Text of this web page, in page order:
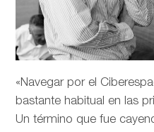
«Navegar por el
bastante habitual en las
Un término que fue